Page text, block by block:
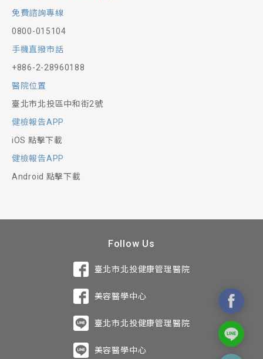
免費諮詢專線
0800-015104
手機直撥市話
+886-2-28960188
醫院位置
臺北市北投區中和街2號
健檢報告APP
iOS 點擊下載
健檢報告APP
Android 點擊下載
Follow Us
臺北市北投健康管理醫院
美容醫學中心
臺北市北投健康管理醫院
美容醫學中心